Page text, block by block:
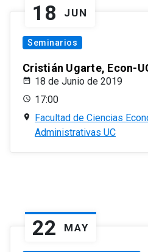
18 JUN
Seminarios
Cristián Ugarte, Econ-
18 de Junio de 2019
17:00
Facultad de Ciencias
Administrativas UC
22 MAY